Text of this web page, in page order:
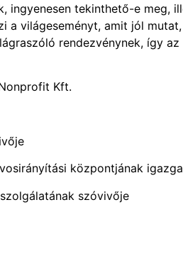
ingyenesen tekinthető-e meg,
a világeseményt, amit jól
rendezvénynek, így
Kft.
központjának
szóvivője